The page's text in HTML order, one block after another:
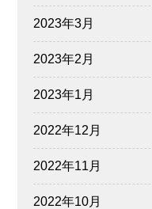
2023年3月
2023年2月
2023年1月
2022年12月
2022年11月
2022年10月